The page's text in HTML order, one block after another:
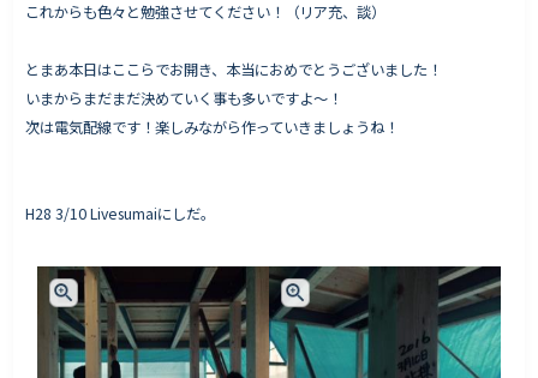
これからも色々と勉強させてください！（リア充、談）
とまあ本日はここらでお開き、本当におめでとうございました！
いまからまだまだ決めていく事も多いですよ〜！
次は電気配線です！楽しみながら作っていきましょうね！
H28 3/10 Livesumaiにしだ。